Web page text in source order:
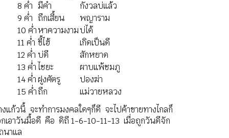
8 ค่ำ มีคำ
กังวลบ่แล้ว
9 ค่ำ ถืกเสี้ยน
พญาราม
10 ค่ำหาความงามบ่ได้
11 ค่ำ ขี้ไฮ้
เกิดเป็นดี
12 ค่ำ บ่ดี
สักหยาด
13 ค่ำ ไชยะ
ผาบแพ้ชมภู
14 ค่ำ ฝูงศัตรู
ปองฆ่า
15 ค่ำถืก
แม่วายหลวง
งแก้วนี้ จะทำการมงคลใดๆก็ดี จะไปค้าขายทางไกลก็
เอาวันมื้อดี คือ ดิถี 1-6-10-11-13 เมื่อถูกวันดีจัก
นาแล